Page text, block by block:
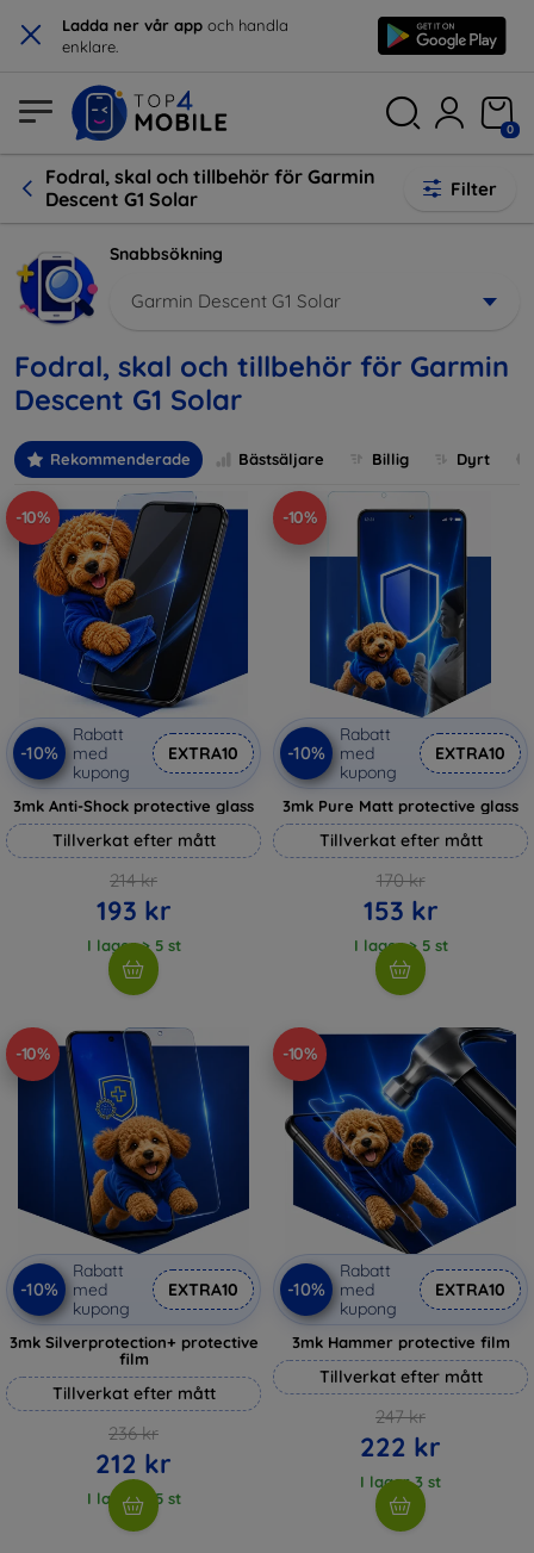
× Ladda ner vår app och handla
enklare.
0
Fodral, skal och tillbehör för Garmin
Descent G1 Solar
Filter
Snabbsökning
Garmin Descent G1 Solar
Fodral, skal och tillbehör för Garmin
Descent G1 Solar
Rekommenderade Bästsäljare Billig Dyrt
-10%
-10%
Rabatt
med
kupong
EXTRA10
3mk Anti-Shock protective glass
Tillverkat efter mått
214 kr
193 kr
I lager > 5 st
-10%
-10%
Rabatt
med
kupong
EXTRA10
3mk Pure Matt protective glass
Tillverkat efter mått
170 kr
153 kr
I lager > 5 st
-10%
-10%
Rabatt
med
kupong
EXTRA10
3mk Silverprotection+ protective
film
Tillverkat efter mått
236 kr
212 kr
I lager > 5 st
-10%
-10%
Rabatt
med
kupong
EXTRA10
3mk Hammer protective film
Tillverkat efter mått
247 kr
222 kr
I lager 3 st